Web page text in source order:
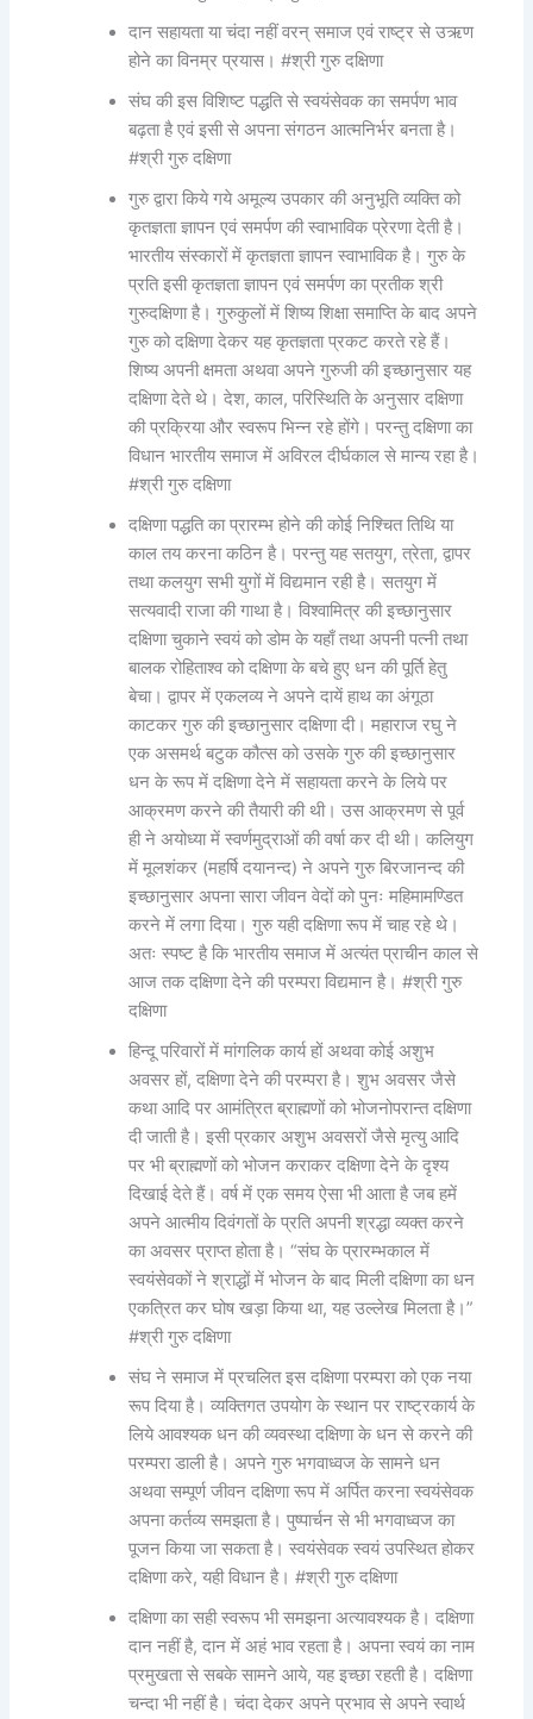
दान सहायता या चंदा नहीं वरन् समाज एवं राष्ट्र से उऋण
होने का विनम्र प्रयास। #श्री गुरु दक्षिणा
संघ की इस विशिष्ट पद्धति से स्वयंसेवक का समर्पण भाव
बढ़ता है एवं इसी से अपना संगठन आत्मनिर्भर बनता है।
#श्री गुरु दक्षिणा
गुरु द्वारा किये गये अमूल्य उपकार की अनुभूति व्यक्ति को
कृतज्ञता ज्ञापन एवं समर्पण की स्वाभाविक प्रेरणा देती है।
भारतीय संस्कारों में कृतज्ञता ज्ञापन स्वाभाविक है। गुरु के
प्रति इसी कृतज्ञता ज्ञापन एवं समर्पण का प्रतीक श्री
गुरुदक्षिणा है। गुरुकुलों में शिष्य शिक्षा समाप्ति के बाद अपने
गुरु को दक्षिणा देकर यह कृतज्ञता प्रकट करते रहे हैं।
शिष्य अपनी क्षमता अथवा अपने गुरुजी की इच्छानुसार यह
दक्षिणा देते थे। देश, काल, परिस्थिति के अनुसार दक्षिणा
की प्रक्रिया और स्वरूप भिन्न रहे होंगे। परन्तु दक्षिणा का
विधान भारतीय समाज में अविरल दीर्घकाल से मान्य रहा है।
#श्री गुरु दक्षिणा
दक्षिणा पद्धति का प्रारम्भ होने की कोई निश्चित तिथि या
काल तय करना कठिन है। परन्तु यह सतयुग, त्रेता, द्वापर
तथा कलयुग सभी युगों में विद्यमान रही है। सतयुग में
सत्यवादी राजा की गाथा है। विश्वामित्र की इच्छानुसार
दक्षिणा चुकाने स्वयं को डोम के यहाँ तथा अपनी पत्नी तथा
बालक रोहिताश्व को दक्षिणा के बचे हुए धन की पूर्ति हेतु
बेचा। द्वापर में एकलव्य ने अपने दायें हाथ का अंगूठा
काटकर गुरु की इच्छानुसार दक्षिणा दी। महाराज रघु ने
एक असमर्थ बटुक कौत्स को उसके गुरु की इच्छानुसार
धन के रूप में दक्षिणा देने में सहायता करने के लिये पर
आक्रमण करने की तैयारी की थी। उस आक्रमण से पूर्व
ही ने अयोध्या में स्वर्णमुद्राओं की वर्षा कर दी थी। कलियुग
में मूलशंकर (महर्षि दयानन्द) ने अपने गुरु बिरजानन्द की
इच्छानुसार अपना सारा जीवन वेदों को पुनः महिमामण्डित
करने में लगा दिया। गुरु यही दक्षिणा रूप में चाह रहे थे।
अतः स्पष्ट है कि भारतीय समाज में अत्यंत प्राचीन काल से
आज तक दक्षिणा देने की परम्परा विद्यमान है। #श्री गुरु
दक्षिणा
हिन्दू परिवारों में मांगलिक कार्य हों अथवा कोई अशुभ
अवसर हों, दक्षिणा देने की परम्परा है। शुभ अवसर जैसे
कथा आदि पर आमंत्रित ब्राह्मणों को भोजनोपरान्त दक्षिणा
दी जाती है। इसी प्रकार अशुभ अवसरों जैसे मृत्यु आदि
पर भी ब्राह्मणों को भोजन कराकर दक्षिणा देने के दृश्य
दिखाई देते हैं। वर्ष में एक समय ऐसा भी आता है जब हमें
अपने आत्मीय दिवंगतों के प्रति अपनी श्रद्धा व्यक्त करने
का अवसर प्राप्त होता है। “संघ के प्रारम्भकाल में
स्वयंसेवकों ने श्राद्धों में भोजन के बाद मिली दक्षिणा का धन
एकत्रित कर घोष खड़ा किया था, यह उल्लेख मिलता है।”
#श्री गुरु दक्षिणा
संघ ने समाज में प्रचलित इस दक्षिणा परम्परा को एक नया
रूप दिया है। व्यक्तिगत उपयोग के स्थान पर राष्ट्रकार्य के
लिये आवश्यक धन की व्यवस्था दक्षिणा के धन से करने की
परम्परा डाली है। अपने गुरु भगवाध्वज के सामने धन
अथवा सम्पूर्ण जीवन दक्षिणा रूप में अर्पित करना स्वयंसेवक
अपना कर्तव्य समझता है। पुष्पार्चन से भी भगवाध्वज का
पूजन किया जा सकता है। स्वयंसेवक स्वयं उपस्थित होकर
दक्षिणा करे, यही विधान है। #श्री गुरु दक्षिणा
दक्षिणा का सही स्वरूप भी समझना अत्यावश्यक है। दक्षिणा
दान नहीं है, दान में अहं भाव रहता है। अपना स्वयं का नाम
प्रमुखता से सबके सामने आये, यह इच्छा रहती है। दक्षिणा
चन्दा भी नहीं है। चंदा देकर अपने प्रभाव से अपने स्वार्थ